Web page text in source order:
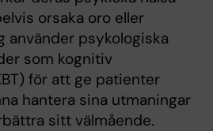
orsaka oro eller
använder psykologiska
som kognitiv
för att ge patienter
hantera sina utmaningar
sitt välmående.